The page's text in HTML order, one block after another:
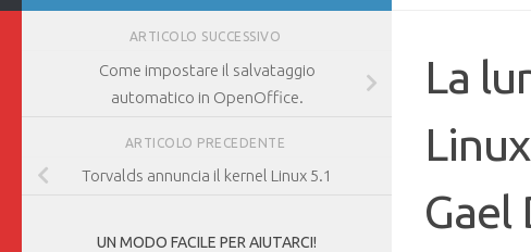
La
Gael
ARTICOLO SUCCESSIVO
Come impostare il salvataggio
automatico in OpenOffice.
ARTICOLO PRECEDENTE
Torvalds annuncia il kernel Linux 5.1
UN MODO FACILE PER AIUTARCI!